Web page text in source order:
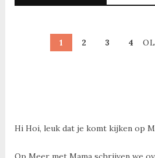
1 2 3 4
Hi Hoi, leuk dat je komt kijken op